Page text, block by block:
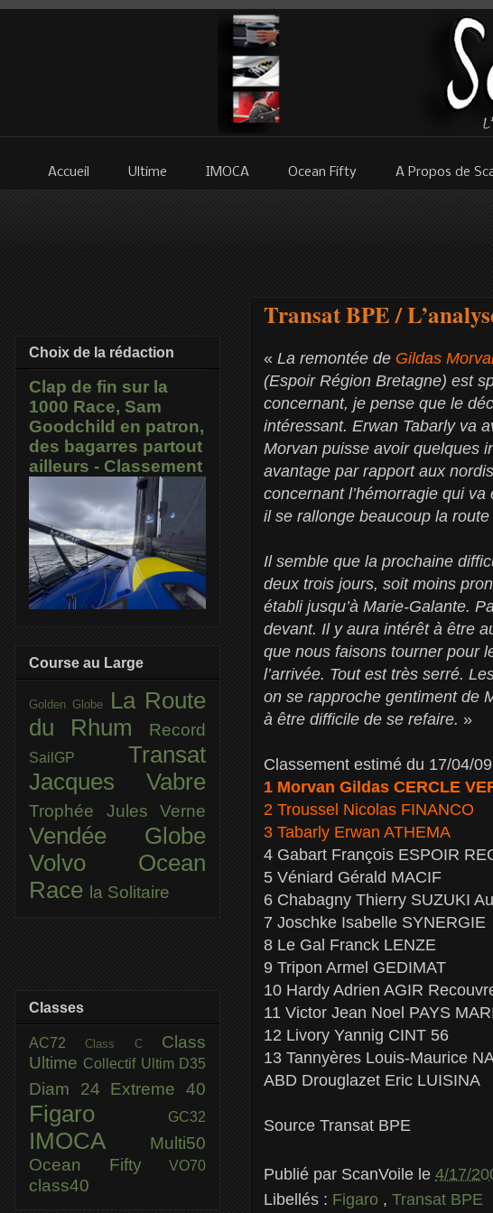
Accueil Ultime IMOCA Ocean Fifty A Propos de
Transat BPE /
« La remontée de Gildas
(Espoir Région Bretagne) est
concernant, je pense que le
intéressant. Erwan Tabarly va
Morvan puisse avoir quelques
avantage par rapport aux
concernant l’hémorragie qui
il se rallonge beaucoup la
Il semble que la prochaine
deux trois jours, soit moins
établi jusqu’à Marie-Galante.
devant. Il y aura intérêt à être
que nous faisons tourner pour
l’arrivée. Tout est très serré.
on se rapproche gentiment de
à être difficile de se refaire. »
Classement estimé du 17/04/
1 Morvan Gildas CERCLE
2 Troussel Nicolas FINANCO
3 Tabarly Erwan ATHEMA
4 Gabart François ESPOIR
5 Véniard Gérald MACIF
6 Chabagny Thierry SUZUKI
7 Joschke Isabelle SYNERGIE
8 Le Gal Franck LENZE
9 Tripon Armel GEDIMAT
10 Hardy Adrien AGIR
11 Victor Jean Noel PAYS
12 Livory Yannig CINT 56
13 Tannyères Louis-Maurice
ABD Drouglazet Eric LUISINA
Source Transat BPE
Publié par ScanVoile le 4/17/
Libellés : Figaro , Transat BPE
Choix de la rédaction
Clap de fin sur la
1000 Race, Sam
Goodchild en patron,
des bagarres partout
ailleurs - Classement
Course au Large
Golden Globe
La Route
du Rhum
Record
SailGP Transat
Jacques Vabre
Trophée Jules Verne
Vendée Globe
Volvo Ocean
Race la Solitaire
Classes
AC72Class C Class
Ultime Collectif Ultim D35
Diam 24 Extreme 40
Figaro GC32
IMOCA
Multi50
Ocean Fifty
VO70
class40